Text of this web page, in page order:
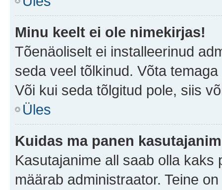
Minu keelt ei ole nimekirjas!
Tõenäoliselt ei installeerinud
seda veel tõlkinud. Võta
Või kui seda tõlgitud pole, siis
Üles
Kuidas ma panen
Kasutajanime all saab olla kaks
määrab administraator. Teine